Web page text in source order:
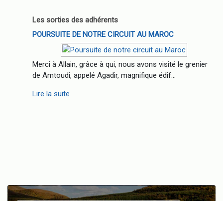
Les sorties des adhérents
POURSUITE DE NOTRE CIRCUIT AU MAROC
Merci à Allain, grâce à qui, nous avons visité le grenier
de Amtoudi, appelé Agadir, magnifique édif...
Lire la suite